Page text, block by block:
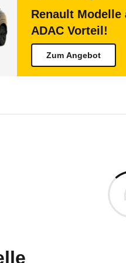
Renault
ADAC Vorteil!
Zum Angebot
informieren.